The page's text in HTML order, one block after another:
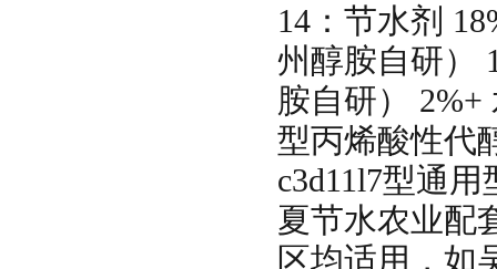
14：节水剂
州醇胺自研）
胺自研） 2%+
型丙烯酸性代
c3d11l7型通
夏节水农业配
区均适用，如